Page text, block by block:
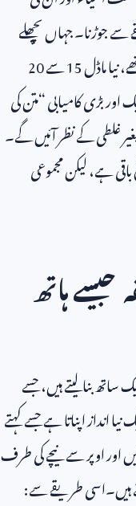
جوڑنا۔ جہاں پچھلے
ماڈل15سے20
اور بڑی کامیابی “متن کی
غلطی کے نظر آئیں گے۔
ہے، لیکن مجموعی
جیسے ہاتھ
ساتھ بنا لیتے ہیں، جسے
نیا انداز اپناتا ہے جسے کہتے
اور اوپر سے نیچے کی طرف
ہیں۔اسی طریقے سے: